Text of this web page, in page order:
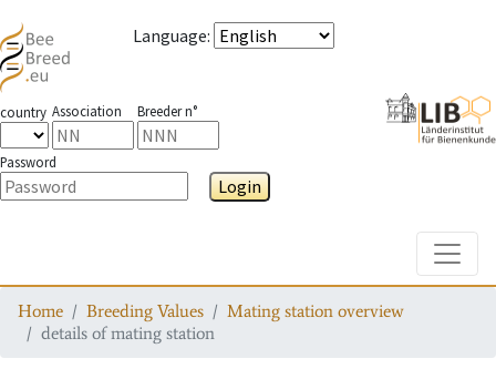
Language:
country Association Breeder n°
Password
Login
Home Breeding Values
Mating station overview
details of mating station